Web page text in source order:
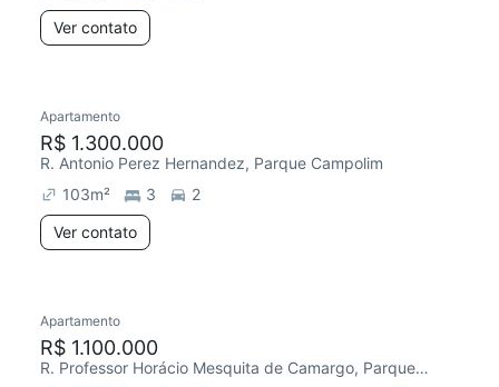
Ver contato
Apartamento
R$ 1.300.000
R. Antonio Perez Hernandez, Parque Campolim
103m² 3
2
Ver contato
Apartamento
R$ 1.100.000
R. Professor Horácio Mesquita de Camargo, Parque Campolim